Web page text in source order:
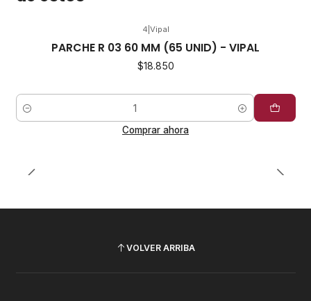
4 Vipal
PARCHE R 03 60 MM (65 UNID) - VIPAL
$18.850
Cantidad
Comprar ahora
VOLVER ARRIBA